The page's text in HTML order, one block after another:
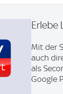
Erlebe
Mit der
auch
als
Google